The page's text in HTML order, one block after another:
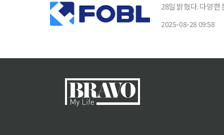
28일 밝혔다. 다양한 분야에서 활약해 온 시니어 인재의 풍부한 경험과 직업윤리를 가상자산
2025-08-28 09:58